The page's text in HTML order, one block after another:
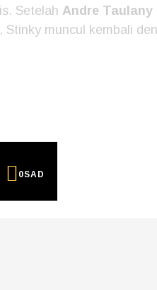
Setelah Andre Taulany
muncul kembali
0SAD